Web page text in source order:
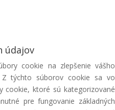
údajov
cookie na zlepšenie vášho
Z týchto súborov cookie sa vo
cookie, ktoré sú kategorizované
pre fungovanie základných